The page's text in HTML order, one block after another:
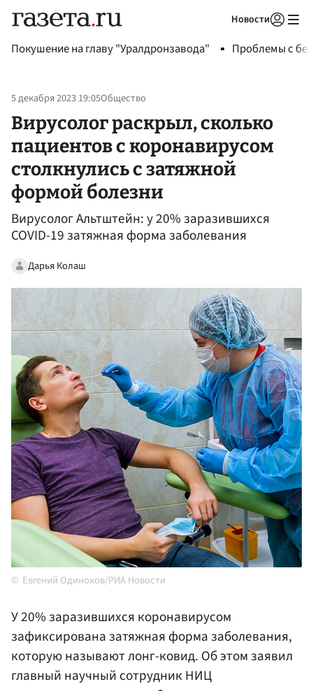
Новости
Покушение на главу "Уралдронзавода" Проблемы с
5 декабря 2023 19:05Общество
Вирусолог раскрыл, сколько
пациентов с коронавирусом
столкнулись с затяжной
формой болезни
Вирусолог Альтштейн: у 20% заразившихся
COVID-19 затяжная форма заболевания
Дарья Колаш
Евгений Одиноков/РИА Новости
У 20% заразившихся коронавирусом
зафиксирована затяжная форма заболевания,
которую называют лонг-ковид. Об этом заявил
главный научный сотрудник НИЦ